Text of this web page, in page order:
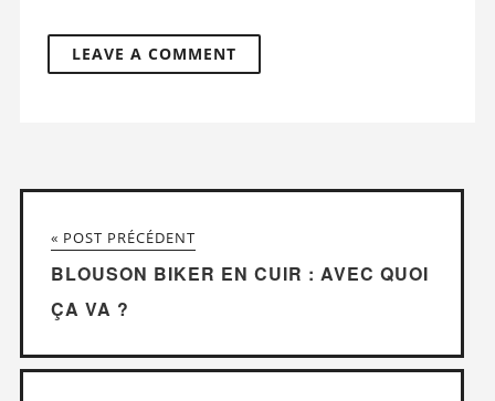
« POST PRÉCÉDENT
BLOUSON BIKER EN CUIR : AVEC QUOI
ÇA VA ?